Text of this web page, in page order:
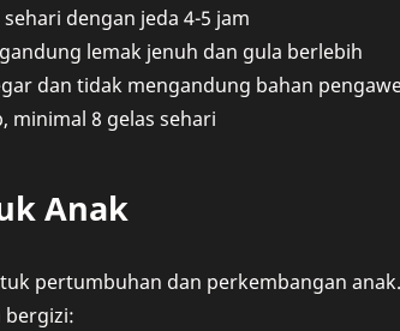
dengan jeda 4-5 jam
lemak jenuh dan gula berlebih
dan tidak mengandung bahan
minimal 8 gelas sehari
Anak
pertumbuhan dan perkembangan
bergizi: